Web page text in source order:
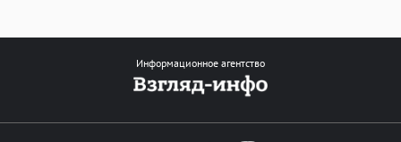
Информационное агентство